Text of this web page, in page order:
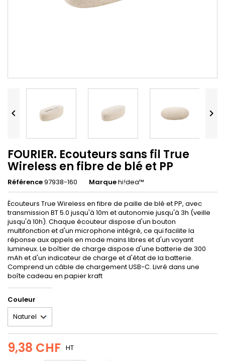
 
FOURIER. Ecouteurs sans fil True
Wireless en fibre de blé et PP
Référence97938-160 Marquehi!dea™
Écouteurs True Wireless en fibre de paille de blé et PP, avec
transmission BT 5.0 jusqu'à 10m et autonomie jusqu'à 3h (veille
jusqu'à 10h). Chaque écouteur dispose d'un bouton
multifonction et d'un microphone intégré, ce qui facilite la
réponse aux appels en mode mains libres et d'un voyant
lumineux. Le boîtier de charge dispose d'une batterie de 300
mAh et d'un indicateur de charge et d'état de la batterie.
Comprend un câble de chargement USB-C. Livré dans une
boîte cadeau en papier kraft
Couleur
9,38 CHF HT